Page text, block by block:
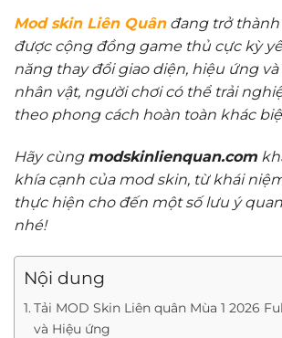
Mod skin Liên Quân đang trở
được cộng đồng game thủ cực kỳ
năng thay đổi giao diện, hiệu ứng
nhân vật, người chơi có thể trải
theo phong cách hoàn toàn khác
Hãy cùng modskinlienquan.com
khía cạnh của mod skin, từ khái
thực hiện cho đến một số lưu ý
nhé!
Nội dung
Tải MOD Skin Liên quân Mùa 1 2026
và Hiệu ứng